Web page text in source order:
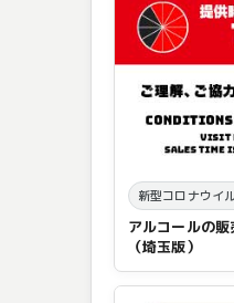
新型コロナウイ
アルコールの
（埼玉版）